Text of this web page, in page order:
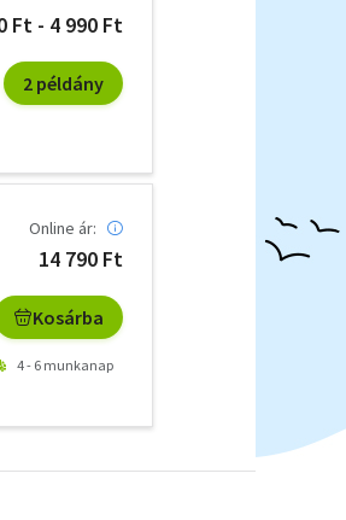
Ft - 4 990 Ft
2 példány
Online ár:
14 790 Ft
Kosárba
4 - 6 munkanap